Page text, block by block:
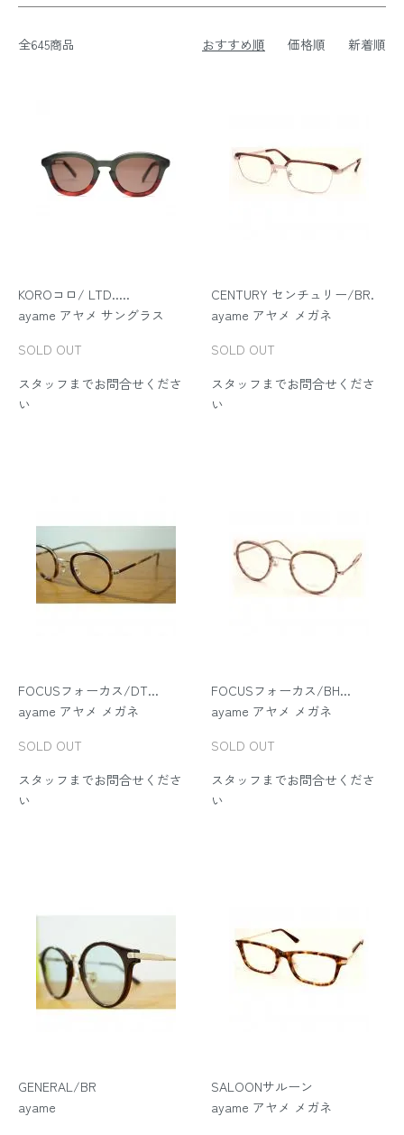
全645商品 おすすめ順 価格順 新着順
KOROコロ/ LTD.....
ayame アヤメ サングラス
SOLD OUT
スタッフまでお問合せくださ
い
CENTURY センチュリー/BR.
ayame アヤメ メガネ
SOLD OUT
スタッフまでお問合せくださ
い
FOCUSフォーカス/DT...
ayame アヤメ メガネ
SOLD OUT
スタッフまでお問合せくださ
い
FOCUSフォーカス/BH...
ayame アヤメ メガネ
SOLD OUT
スタッフまでお問合せくださ
い
GENERAL/BR
ayame
SALOONサルーン
ayame アヤメ メガネ